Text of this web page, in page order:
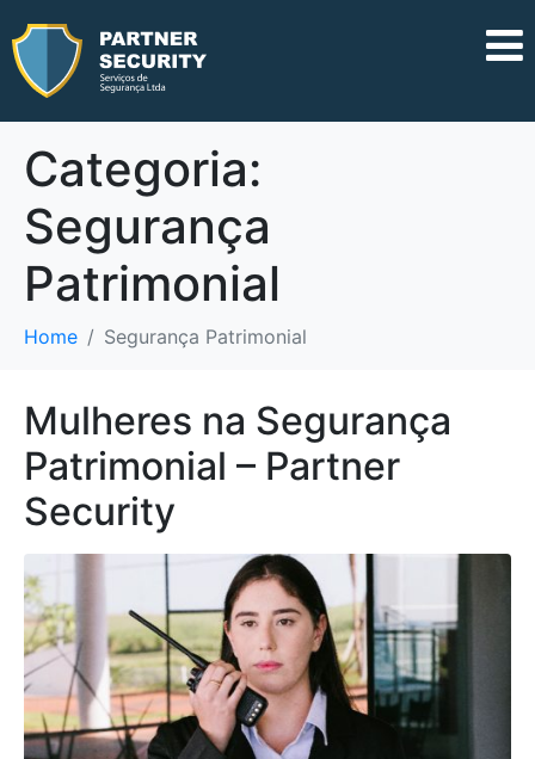
Categoria:
Segurança
Patrimonial
Home Segurança Patrimonial
Mulheres na Segurança
Patrimonial – Partner
Security